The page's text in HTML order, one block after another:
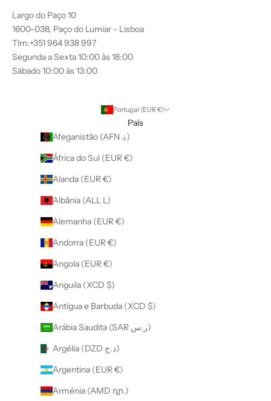
Largo do Paço 10
1600-038, Paço do Lumiar - Lisboa
Tlm:+351 964 938 997
Segunda a Sexta 10:00 às 18:00
Sábado 10:00 às 13:00
Portugal (EUR €)
País
Afeganistão (AFN ؋)
África do Sul (EUR €)
Alanda (EUR €)
Albânia (ALL L)
Alemanha (EUR €)
Andorra (EUR €)
Angola (EUR €)
Anguila (XCD $)
Antígua e Barbuda (XCD $)
Arábia Saudita (SAR ر.س)
Argélia (DZD د.ج)
Argentina (EUR €)
Arménia (AMD դր.)